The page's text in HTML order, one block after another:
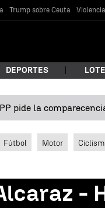
Trump sobre Ceuta
¿Qué
DEPORTES
pide la
Fútbol Motor
-